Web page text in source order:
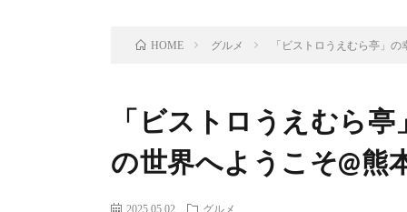
HOME グルメ 「ビストロうえむら亭」
「ビストロうえむら
の世界へようこそ@熊
2025.05.02 グルメ